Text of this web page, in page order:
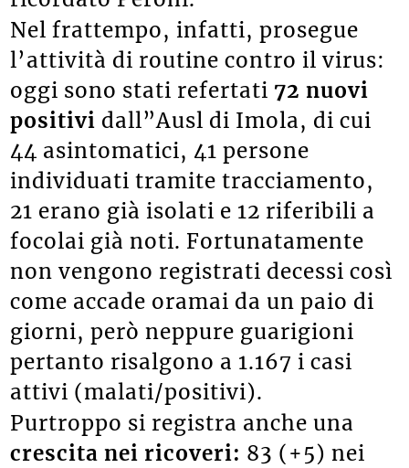
Nel frattempo, infatti, prosegue
l’attività di routine contro il virus:
oggi sono stati refertati 72 nuovi
positivi dall”Ausl di Imola, di cui
44 asintomatici, 41 persone
individuati tramite tracciamento,
21 erano già isolati e 12 riferibili a
focolai già noti. Fortunatamente
non vengono registrati decessi così
come accade oramai da un paio di
giorni, però neppure guarigioni
pertanto risalgono a 1.167 i casi
attivi (malati/positivi).
Purtroppo si registra anche una
crescita nei ricoveri: 83 (+5) nei